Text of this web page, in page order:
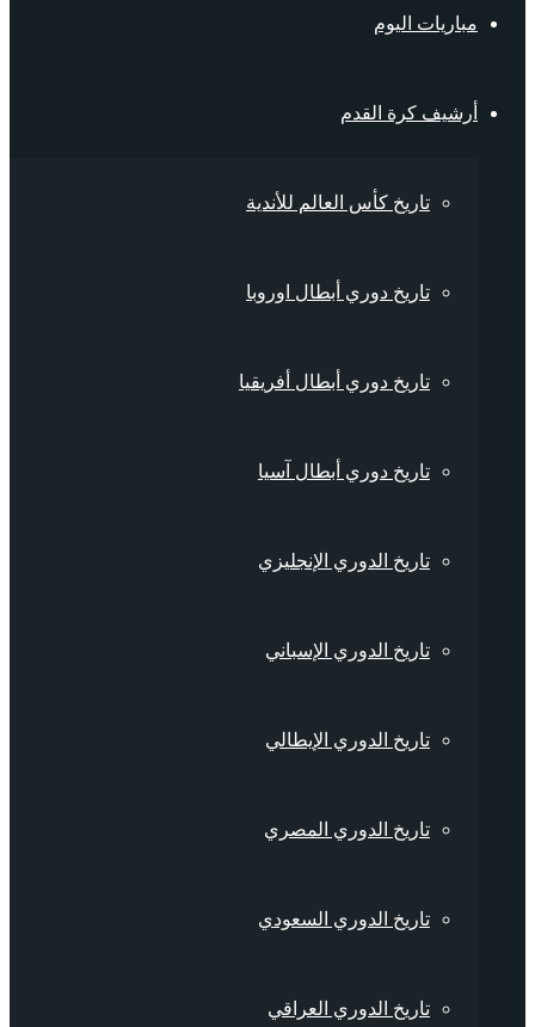
مباريات اليوم
أرشيف كرة القدم
تاريخ كأس العالم للأندية
تاريخ دوري أبطال اوروبا
تاريخ دوري أبطال أفريقيا
تاريخ دوري أبطال آسيا
تاريخ الدوري الإنجليزي
تاريخ الدوري الإسباني
تاريخ الدوري الإيطالي
تاريخ الدوري المصري
تاريخ الدوري السعودي
تاريخ الدوري العراقي